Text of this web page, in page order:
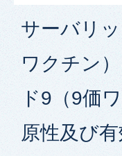
サーバリ
ワクチン
ド9（9価
原性及び